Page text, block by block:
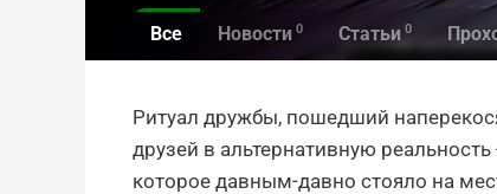
Все Новости 0 Статьи 0
Ритуал дружбы, пошедший
друзей в альтернативную
которое давным-давно стояло на